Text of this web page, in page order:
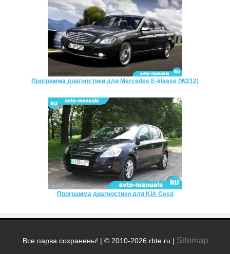
Программа диагностики для Mercedes E-klasse (W212)
Программа диагностики для KIA Ceed
Все парва сохранены! | © 2010-2026 rbte.ru | Sitemap